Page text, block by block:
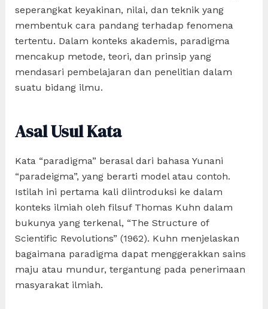
seperangkat keyakinan, nilai, dan teknik yang
membentuk cara pandang terhadap fenomena
tertentu. Dalam konteks akademis, paradigma
mencakup metode, teori, dan prinsip yang
mendasari pembelajaran dan penelitian dalam
suatu bidang ilmu.
Asal Usul Kata
Kata “paradigma” berasal dari bahasa Yunani
“paradeigma”, yang berarti model atau contoh.
Istilah ini pertama kali diintroduksi ke dalam
konteks ilmiah oleh filsuf Thomas Kuhn dalam
bukunya yang terkenal, “The Structure of
Scientific Revolutions” (1962). Kuhn menjelaskan
bagaimana paradigma dapat menggerakkan sains
maju atau mundur, tergantung pada penerimaan
masyarakat ilmiah.